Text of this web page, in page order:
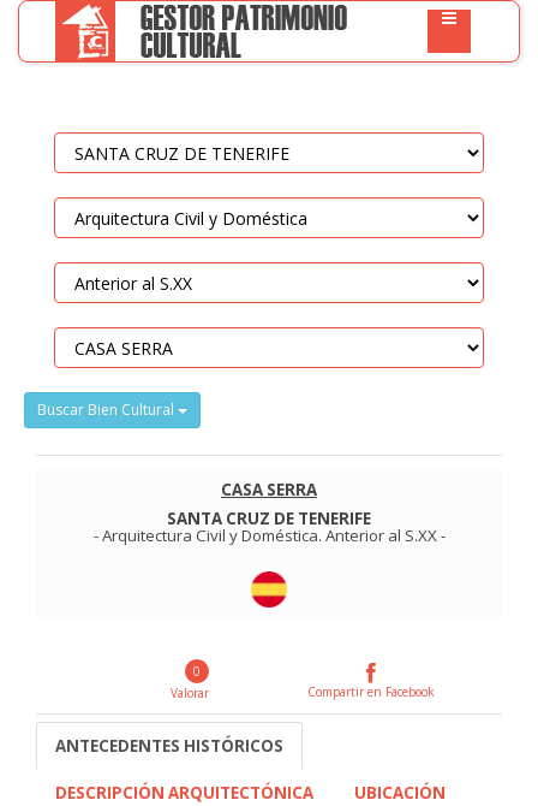
Buscar Bien Cultural
CASA SERRA
SANTA CRUZ DE TENERIFE
-Arquitectura Civil y Doméstica. Anterior al S.XX-
0
Valorar
Compartir en Facebook
ANTECEDENTES HISTÓRICOS
DESCRIPCIÓN ARQUITECTÓNICA UBICACIÓN